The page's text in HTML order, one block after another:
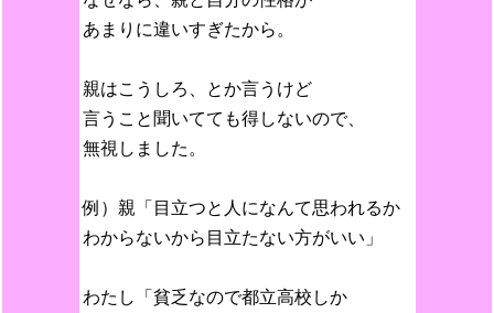
あまりに違いすぎたから。
親はこうしろ、とか言うけど
言うこと聞いてても得しないので、
無視しました。
例）親「目立つと人になんて思われるか
わからないから目立たない方がいい」
わたし「貧乏なので都立高校しか